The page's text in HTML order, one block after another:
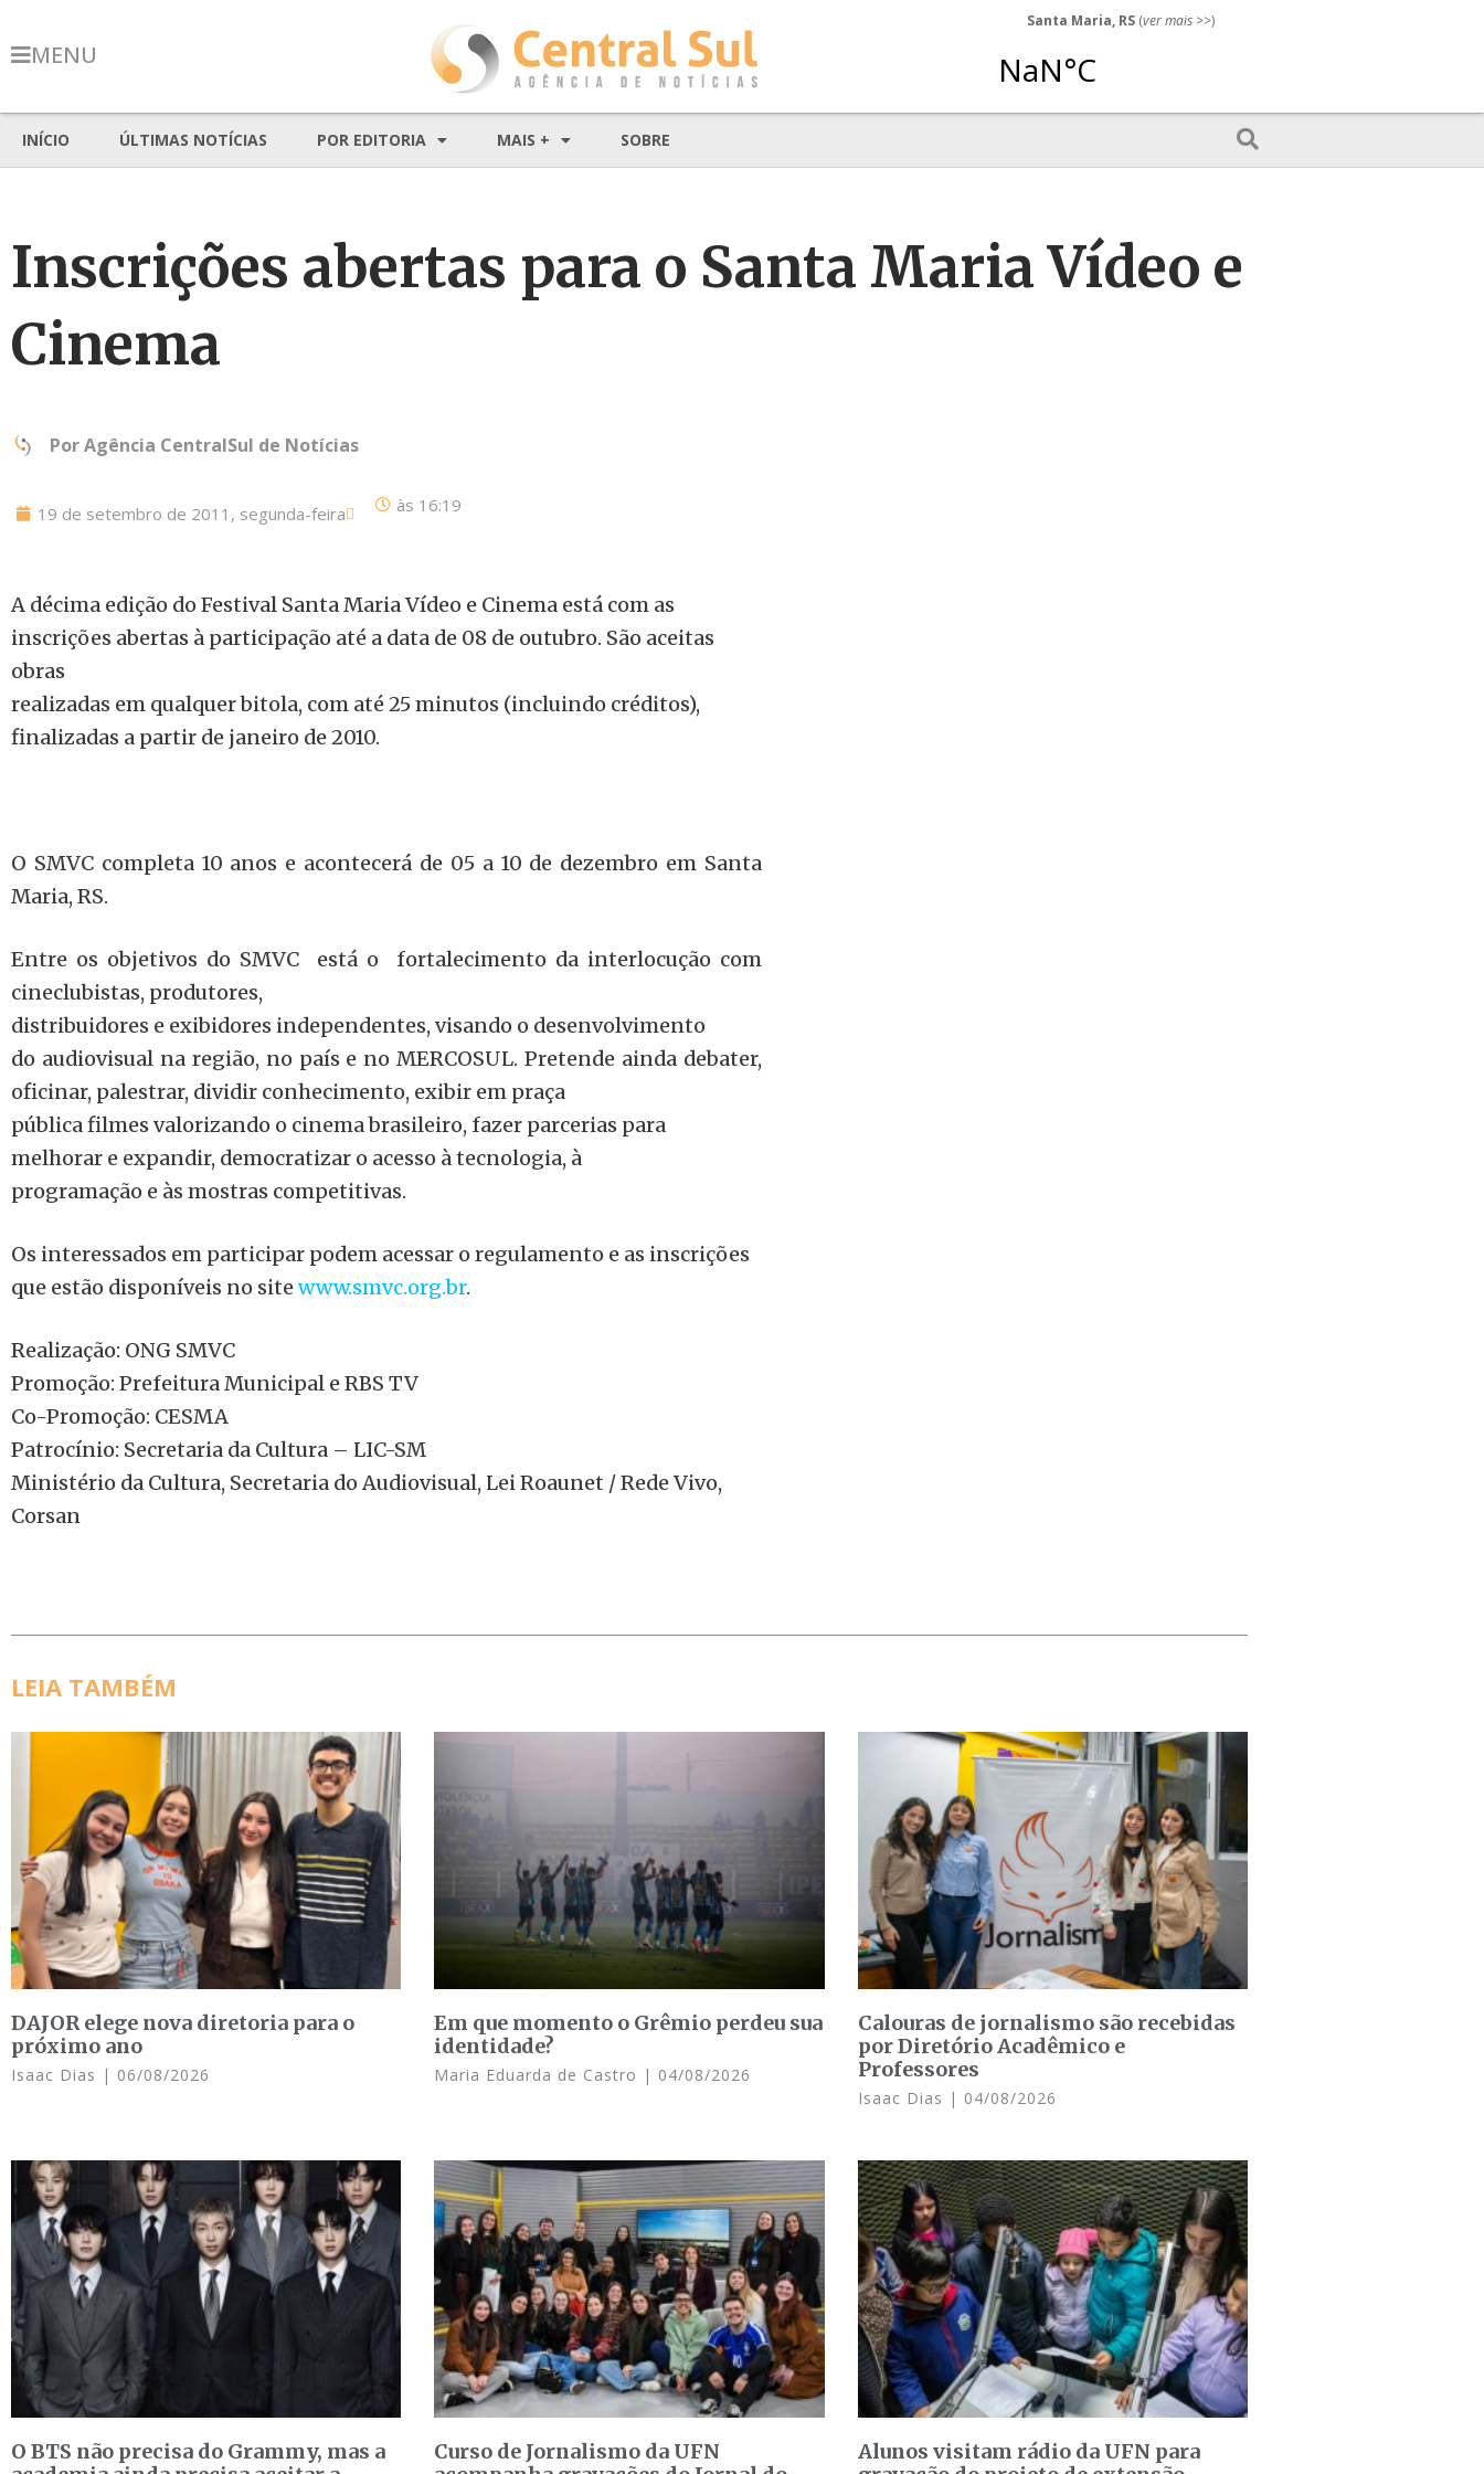
MENU
Santa Maria, RS (ver mais >>)
INÍCIO ÚLTIMAS NOTÍCIAS POR EDITORIA MAIS + SOBRE
Inscrições abertas para o Santa Maria Vídeo e
Cinema
PorAgência CentralSul de Notícias
19 de setembro de 2011, segunda-feira às 16:19
A décima edição do Festival Santa Maria Vídeo e Cinema está com as
inscrições abertas à participação até a data de 08 de outubro. São aceitas
obras
realizadas em qualquer bitola, com até 25 minutos (incluindo créditos),
finalizadas a partir de janeiro de 2010.
O SMVC completa 10 anos e acontecerá de 05 a 10 de dezembro em Santa
Maria, RS.
Entre os objetivos do SMVC está o fortalecimento da interlocução com
cineclubistas, produtores,
distribuidores e exibidores independentes, visando o desenvolvimento
do audiovisual na região, no país e no MERCOSUL. Pretende ainda debater,
oficinar, palestrar, dividir conhecimento, exibir em praça
pública filmes valorizando o cinema brasileiro, fazer parcerias para
melhorar e expandir, democratizar o acesso à tecnologia, à
programação e às mostras competitivas.
Os interessados em participar podem acessar o regulamento e as inscrições
que estão disponíveis no sitewww.smvc.org.br.
Realização: ONG SMVC
Promoção: Prefeitura Municipal e RBS TV
Co-Promoção: CESMA
Patrocínio: Secretaria da Cultura – LIC-SM
Ministério da Cultura, Secretaria do Audiovisual, Lei Roaunet / Rede Vivo,
Corsan
LEIA TAMBÉM
DAJOR elege nova diretoria para o
próximo ano
Isaac Dias 06/08/2026
Em que momento o Grêmio perdeu sua
identidade?
Maria Eduarda de Castro 04/08/2026
Calouras de jornalismo são recebidas
por Diretório Acadêmico e
Professores
Isaac Dias 04/08/2026
O BTS não precisa do Grammy, mas a
Curso de Jornalismo da UFN
Alunos visitam rádio da UFN para